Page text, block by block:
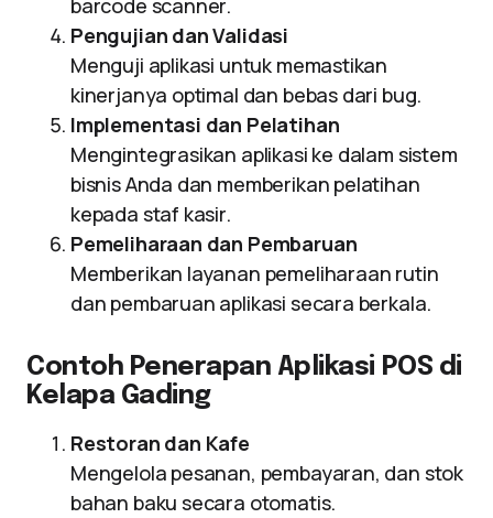
barcode scanner.
Pengujian dan Validasi
Menguji aplikasi untuk memastikan
kinerjanya optimal dan bebas dari bug.
Implementasi dan Pelatihan
Mengintegrasikan aplikasi ke dalam sistem
bisnis Anda dan memberikan pelatihan
kepada staf kasir.
Pemeliharaan dan Pembaruan
Memberikan layanan pemeliharaan rutin
dan pembaruan aplikasi secara berkala.
Contoh Penerapan Aplikasi POS di
Kelapa Gading
Restoran dan Kafe
Mengelola pesanan, pembayaran, dan stok
bahan baku secara otomatis.